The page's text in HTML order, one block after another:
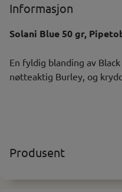
Informasjon
Solani Blue 50 gr,
En fyldig blanding av
nøtteaktig Burley, og
Produsent